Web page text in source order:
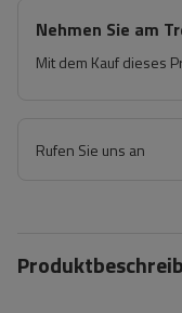
Nehmen Sie am
Mit dem Kauf dieses
Rufen Sie uns an